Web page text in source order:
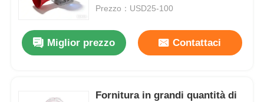
Prezzo：USD25-100
Miglior prezzo Contattaci
Fornitura in grandi quantità di